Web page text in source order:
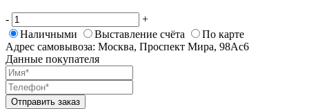
-
+
Наличными
Выставление счёта
По карте
Адрес самовывоза: Москва, Проспект Мира, 98Ас6
Данные покупателя
Отправить заказ